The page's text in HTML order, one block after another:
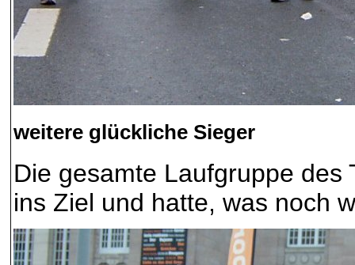
weitere glückliche Sieger
Die gesamte Laufgruppe des
ins Ziel und hatte, was noch